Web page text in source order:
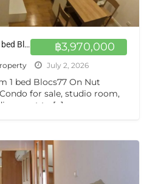
฿3,970,000
Condo for sale, studio room 1 bed Blocs77 On Nut Sukhumvit77 BTS On nut
July 2, 2026
1 bed Blocs77 On Nut
for sale, studio room,
next to […]